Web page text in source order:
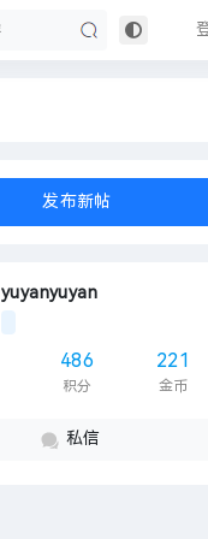
发布新帖
yuyanyuyan
486
积分
221
金币
私信